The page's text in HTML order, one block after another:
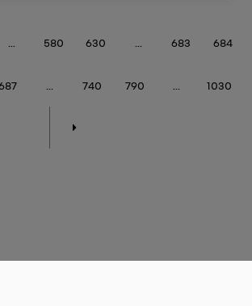
580 630 683 684
740 790 1030